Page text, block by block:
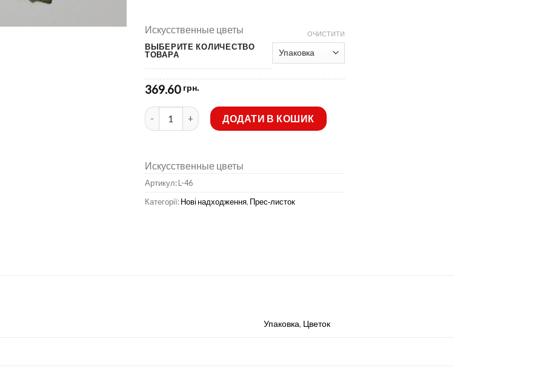
Искусственные цветы
ВЫБЕРИТЕ КОЛИЧЕСТВО
ТОВАРА
ОЧИСТИТИ
369.60 грн.
Штучні квіти-Листя жоржини рифлене 18 cм L-46 кількість
ДОДАТИ В КОШИК
Искусственные цветы
Артикул:L-46
Категорії:Нові надходження, Прес‑листок
Упаковка, Цветок